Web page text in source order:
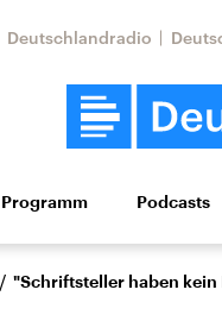
Deutschlandradio
Wirtschaft Wissen
Programm Podcasts
/ "Schriftsteller haben kein